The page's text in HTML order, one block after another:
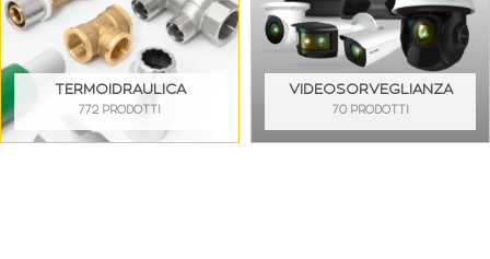
TERMOIDRAULICA
772 PRODOTTI
VIDEOSORVEGLIANZA
70 PRODOTTI